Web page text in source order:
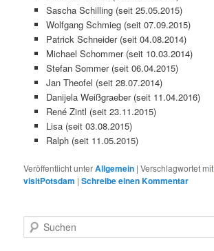
Sascha Schilling (seit 25.05.2015)
Wolfgang Schmieg (seit 07.09.2015)
Patrick Schneider (seit 04.08.2014)
Michael Schommer (seit 10.03.2014)
Stefan Sommer (seit 06.04.2015)
Jan Theofel (seit 28.07.2014)
Danijela Weißgraeber (seit 11.04.2016)
René Zintl (seit 23.11.2015)
Lisa (seit 03.08.2015)
Ralph (seit 11.05.2015)
Veröffentlicht unterAllgemein |Verschlagwortet mit
visitPotsdam |Schreibe einen Kommentar
u